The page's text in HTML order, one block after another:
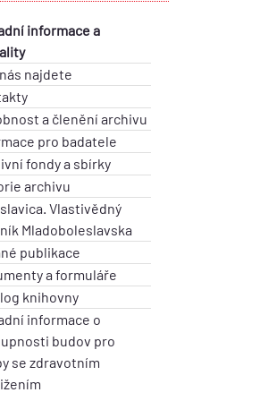
informace a
najdete
a členění archivu
pro badatele
fondy a sbírky
archivu
Vlastivědný
Mladoboleslavska
publikace
a formuláře
knihovny
informace o
budov pro
se zdravotním